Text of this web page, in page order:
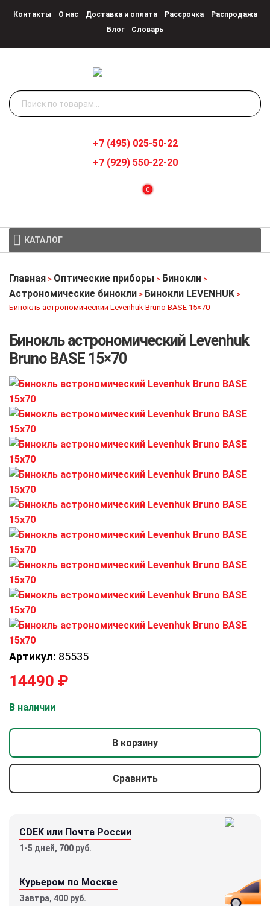
Контакты О нас Доставка и оплата Рассрочка
Распродажа
Блог
Словарь
Искать:
0
+7 (495) 025-50-22
+7 (929) 550-22-20
КАТАЛОГ
Главная > Оптические приборы > Бинокли >
Астрономические бинокли > Бинокли LEVENHUK >
Бинокль астрономический Levenhuk Bruno BASE 15×70
Бинокль астрономический Levenhuk
Bruno BASE 15×70
Артикул: 85535
14490 ₽
В наличии
В корзину
Сравнить
CDEK или Почта России
1-5 дней, 700 руб.
Курьером по Москве
Завтра, 400 руб.